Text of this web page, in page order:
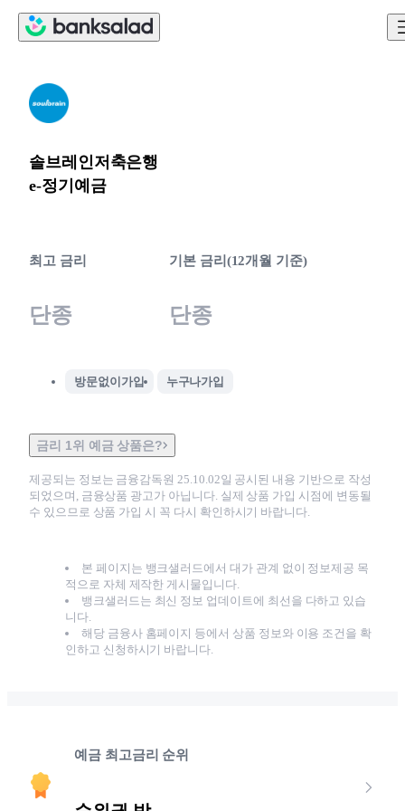
솔브레인저축은행
e-정기예금
최고 금리
단종
기본 금리(12개월 기준)
단종
방문없이가입 누구나가입
금리 1위 예금 상품은?
제공되는 정보는 금융감독원25.10.02일 공시된 내용 기반으로 작성
되었으며, 금융상품 광고가 아닙니다. 실제 상품 가입 시점에 변동될
수 있으므로 상품 가입 시 꼭 다시 확인하시기 바랍니다.
본 페이지는 뱅크샐러드에서 대가 관계 없이 정보제공 목
적으로 자체 제작한 게시물입니다.
뱅크샐러드는 최신 정보 업데이트에 최선을 다하고 있습
니다.
해당 금융사 홈페이지 등에서 상품 정보와 이용 조건을 확
인하고 신청하시기 바랍니다.
예금 최고금리 순위